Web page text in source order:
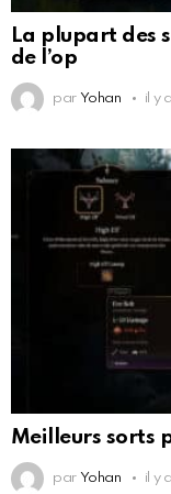
La plupart des
de l’op
par Yohan il y
Meilleurs sorts
par Yohan il y